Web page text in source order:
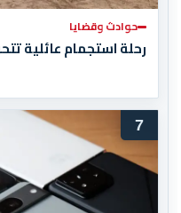
حوادث وقضايا
رحلة استجمام عائلية
7